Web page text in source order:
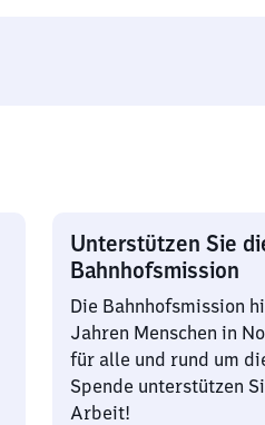
Unterstützen Sie
Bahnhofsmission
Die Bahnhofsmission
Jahren Menschen in
für alle und rund um
Spende unterstützen
Arbeit!